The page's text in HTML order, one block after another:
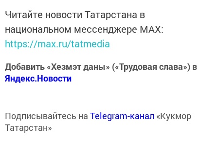
Читайте новости Татарстана в
национальном мессенджере MАХ:
https://max.ru/tatmedia
Добавить «Хезмэт даны» («Трудовая слава») в
Яндекс.Новости
Подписывайтесь на Telegram-канал «Кукмор
Татарстан»